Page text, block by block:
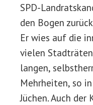
SPD-
den Bogen
Er wies auf die
vielen
langen,
Mehrheiten, so
Jüchen. Auch